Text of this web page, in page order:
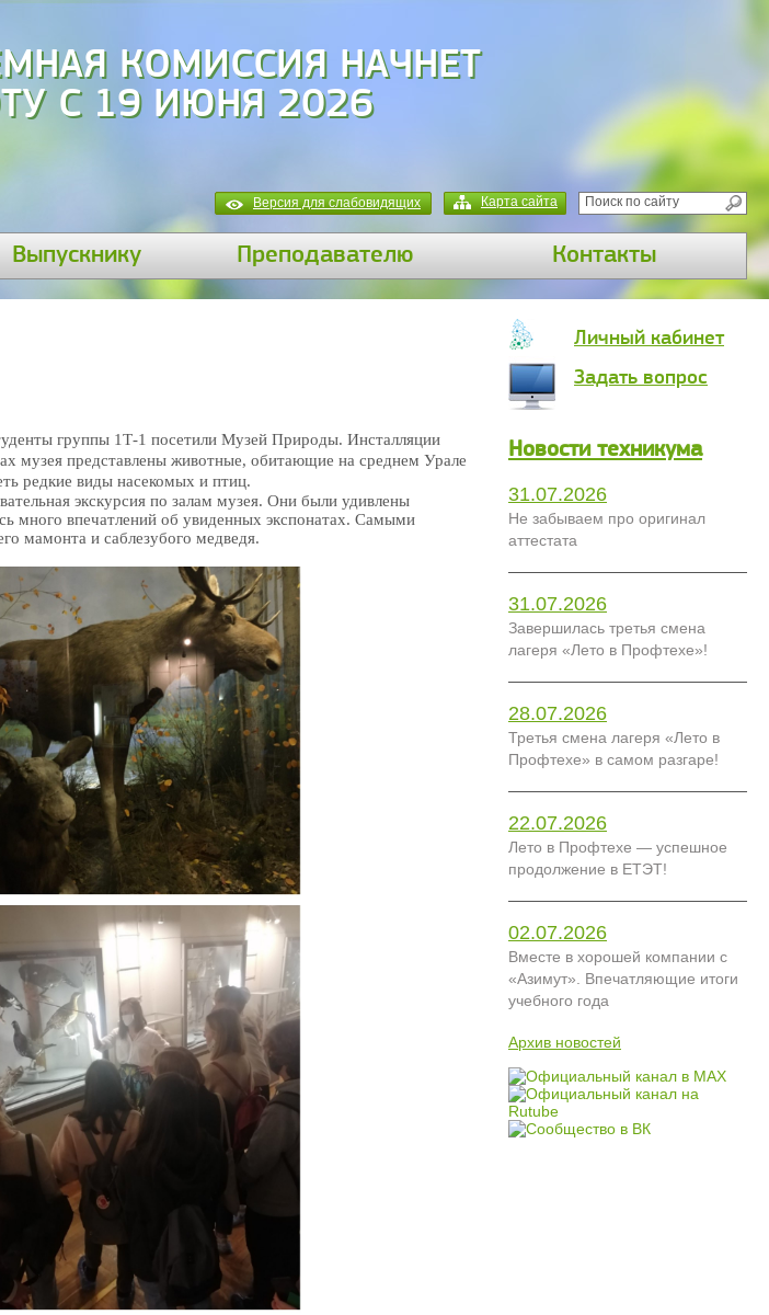
КОМИССИЯ НАЧНЕТ
С 19 ИЮНЯ 2026
Карта сайта
Версия для слабовидящих
Выпускнику Преподавателю Контакты
группы 1Т-1 посетили Музей Природы. Инсталляции
музея представлены животные, обитающие на среднем Урале
редкие виды насекомых и птиц.
экскурсия по залам музея. Они были удивлены
много впечатлений об увиденных экспонатах. Самыми
мамонта и саблезубого медведя.
Личный кабинет
Задать вопрос
Новости техникума
31.07.2026
Не забываем про оригинал
аттестата
31.07.2026
Завершилась третья смена
лагеря «Лето в Профтехе»!
28.07.2026
Третья смена лагеря «Лето в
Профтехе» в самом разгаре!
22.07.2026
Лето в Профтехе — успешное
продолжение в ЕТЭТ!
02.07.2026
Вместе в хорошей компании с
«Азимут». Впечатляющие итоги
учебного года
Архив новостей